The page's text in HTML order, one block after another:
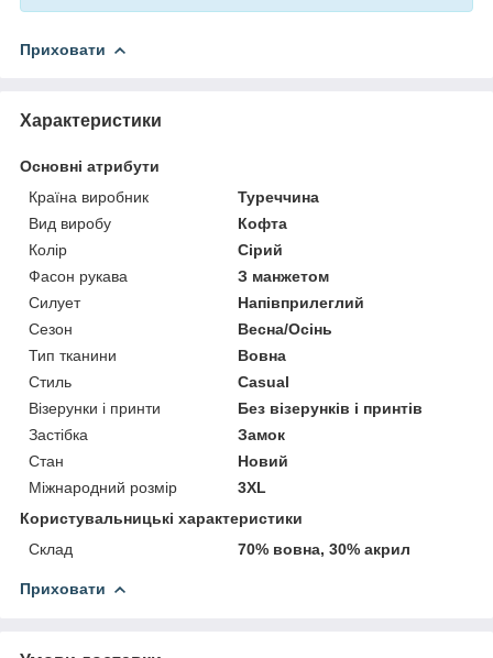
Приховати
Характеристики
Основні атрибути
Країна виробник
Туреччина
Вид виробу
Кофта
Колір
Сірий
Фасон рукава
З манжетом
Силует
Напівприлеглий
Сезон
Весна/Осінь
Тип тканини
Вовна
Стиль
Casual
Візерунки і принти
Без візерунків і принтів
Застібка
Замок
Стан
Новий
Міжнародний розмір
3XL
Користувальницькі характеристики
Склад
70% вовна, 30% акрил
Приховати